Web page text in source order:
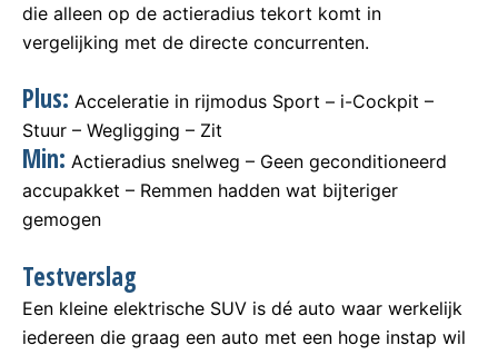
die alleen op de actieradius tekort komt in
vergelijking met de directe concurrenten.
Plus: Acceleratie in rijmodus Sport – i-Cockpit –
Stuur – Wegligging – Zit
Min: Actieradius snelweg – Geen geconditioneerd
accupakket – Remmen hadden wat bijteriger
gemogen
Testverslag
Een kleine elektrische SUV is dé auto waar werkelijk
iedereen die graag een auto met een hoge instap wil